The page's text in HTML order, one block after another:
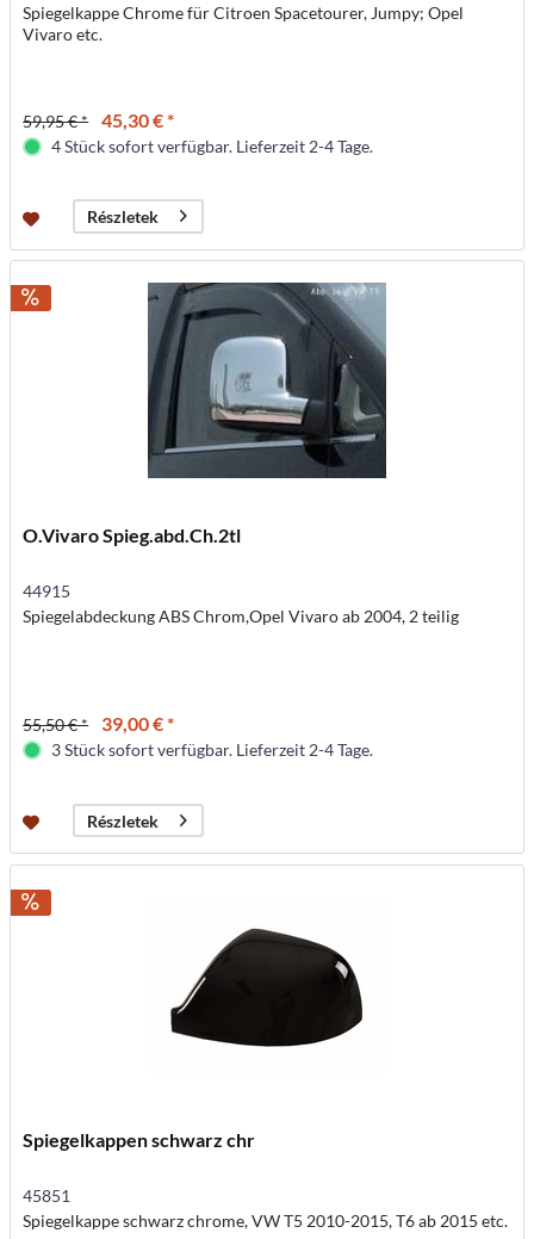
Spiegelkappe Chrome für Citroen Spacetourer, Jumpy; Opel
Vivaro etc.
59,95 € * 45,30 € *
4 Stück sofort verfügbar. Lieferzeit 2-4 Tage.
Részletek
O.Vivaro Spieg.abd.Ch.2tl
44915
Spiegelabdeckung ABS Chrom,Opel Vivaro ab 2004, 2 teilig
55,50 € * 39,00 € *
3 Stück sofort verfügbar. Lieferzeit 2-4 Tage.
Részletek
Spiegelkappen schwarz chr
45851
Spiegelkappe schwarz chrome, VW T5 2010-2015, T6 ab 2015 etc.